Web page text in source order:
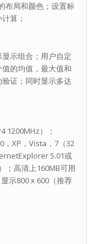
布局和颜色；设置标
算；
示组合；用户自定
的均值，最大值和
证；同时显示多达
1200MHz）；
XP，Vista，7（32
5.01或
；高清上160MB可用
示800 x 600（推荐